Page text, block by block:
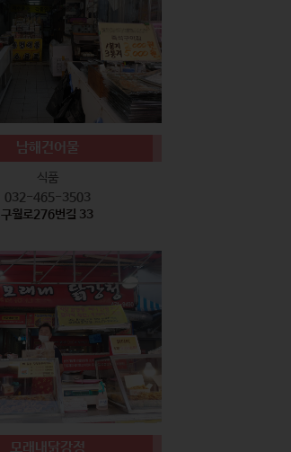
남해건어물
식품
032-465-3503
구월로276번길 33
모래내닭강정